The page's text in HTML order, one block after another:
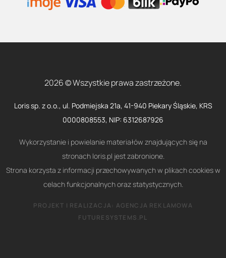
2026 © Wszystkie prawa zastrzeżone.
Loris sp. z o.o., ul. Podmiejska 21a, 41-940 Piekary Śląskie, KRS
0000808553, NIP: 6312687926
Wykorzystanie i powielanie materiałów znajdujących się na
stronach loris.pl jest zabronione.
Strona korzysta z informacji przechowywanych w plikach cookies w
celach funkcjonalnych oraz statystycznych.
PROJEKT I REALIZACJA: AGENCJA REKLAMOWA
FUTURESYSTEMS.PL